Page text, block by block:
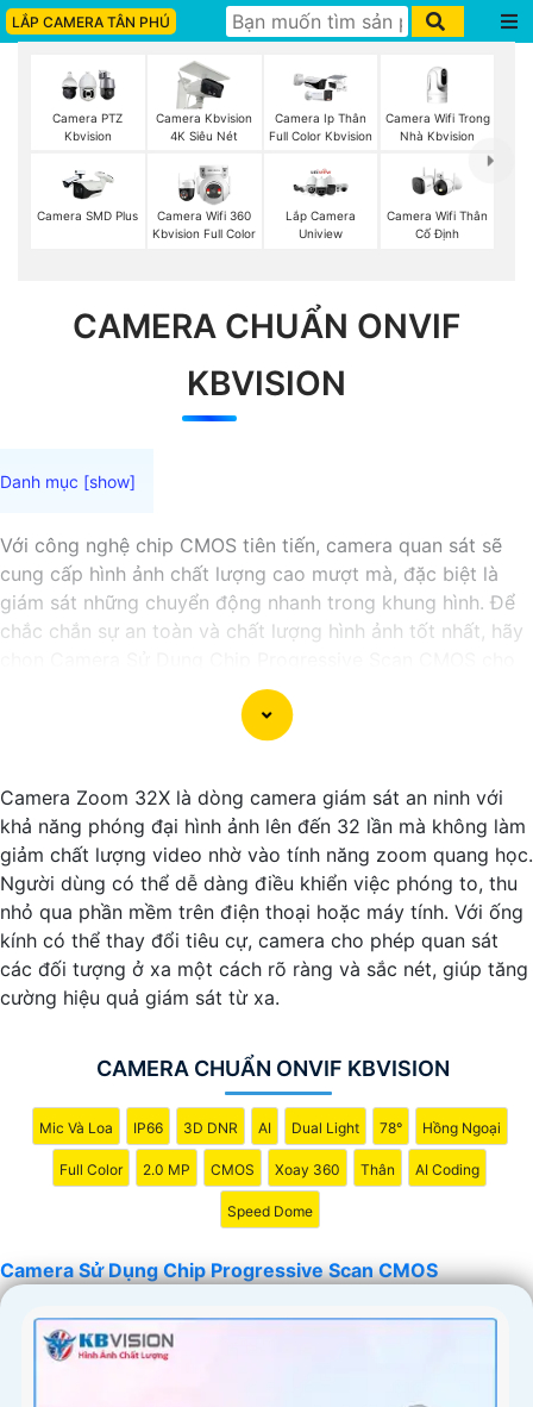
LẮP CAMERA TÂN PHÚ
Camera PTZ
Kbvision
Camera Kbvision
4K Siêu Nét
Camera Ip Thân
Full Color Kbvision
Camera Wifi Trong
Nhà Kbvision
Camera SMD Plus
Camera Wifi 360
Kbvision Full Color
Lắp Camera
Uniview
Camera Wifi Thân
Cố Định
CAMERA CHUẨN ONVIF
KBVISION
Với công nghệ chip CMOS tiên tiến, camera quan sát sẽ
cung cấp hình ảnh chất lượng cao mượt mà, đặc biệt là
giám sát những chuyển động nhanh trong khung hình. Để
chắc chắn sự an toàn và chất lượng hình ảnh tốt nhất, hãy
hệ thống giám sát của bạn dưới đây nhé!
Camera Zoom 32X là dòng camera giám sát an ninh với
khả năng phóng đại hình ảnh lên đến 32 lần mà không làm
giảm chất lượng video nhờ vào tính năng zoom quang học.
Người dùng có thể dễ dàng điều khiển việc phóng to, thu
nhỏ qua phần mềm trên điện thoại hoặc máy tính. Với ống
kính có thể thay đổi tiêu cự, camera cho phép quan sát
các đối tượng ở xa một cách rõ ràng và sắc nét, giúp tăng
cường hiệu quả giám sát từ xa.
CAMERA CHUẨN ONVIF KBVISION
Mic Và Loa IP66 3D DNR AI Dual Light 78° Hồng Ngoại
Full Color 2.0 MP CMOS Xoay 360 Thân AI Coding
Speed Dome
Camera Sử Dụng Chip Progressive Scan CMOS